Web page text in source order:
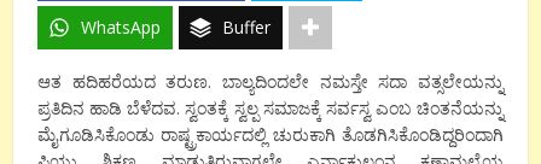
WhatsApp Buffer
ಆತ ಹದಿಹರೆಯದ ತರುಣ. ಬಾಲ್ಯದಿಂದಲೇ ನಮಸ್ತೇ ಸದಾ ವತ್ಸಲೇಯನ್ನು
ಪ್ರತಿದಿನ ಹಾಡಿ ಬೆಳೆದವ. ಸ್ವಂತಕ್ಕೆ ಸ್ವಲ್ಪ ಸಮಾಜಕ್ಕೆ ಸರ್ವಸ್ವ ಎಂಬ ಚಿಂತನೆಯನ್ನು
ಮೈಗೂಡಿಸಿಕೊಂಡು ರಾಷ್ಟ್ರಕಾರ್ಯದಲ್ಲಿ ಚುರುಕಾಗಿ ತೊಡಗಿಸಿಕೊಂಡಿದ್ದರಿಂದಾಗಿ